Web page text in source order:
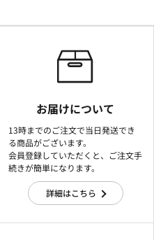
お届けについて
13時までのご注文で当日発送でき
る商品がございます。
会員登録していただくと、ご注文手
続きが簡単になります。
詳細はこちら